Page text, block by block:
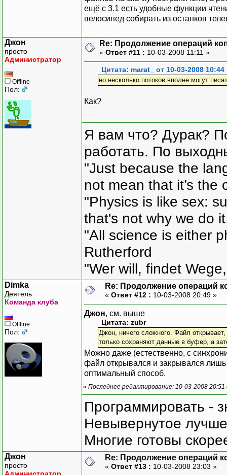
ещё с 3.1 есть удобные функции
велосипед собирать из останков
Джон
просто
Администратор
Offline
Пол:
Re: Продолжение операций
« Ответ #11 : 10-03-2008 11:11 »
Цитата: marat_ от 10-03-2008 10:44
но несколько потоков вполне могут
Как?
Я вам что? Дурак?
работать. По
"Just because the
not mean that it’s the
"Physics is like sex:
that's not why we do
"All science is either
Rutherford
"Wer will, findet
Dimka
Деятель
Команда клуба
Offline
Пол:
Re: Продолжение операций
« Ответ #12 : 10-03-2008 20:49 »
Джон, см. выше
Цитата: zubr
Джон, ничего сложного. Файл
только сохраняют данные в буфер, а
Можно даже (естественно, с
файл открывался и закрывался
оптимальный способ.
« Последнее редактирование: 10-03-2008
Программировать -
Невывернутое
Многие готовы
Джон
просто
Администратор
Re: Продолжение операций
« Ответ #13 : 10-03-2008 23:03 »